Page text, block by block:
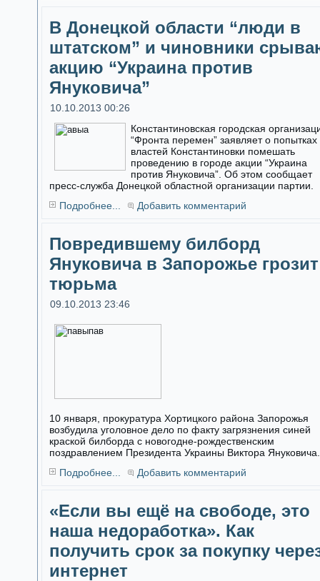
В Донецкой области “люди в
штатском” и чиновники
акцию “Украина против
Януковича”
10.10.2013 00:26
Константиновская городская
“Фронта перемен” заявляет о попытках
властей Константиновки помешать
проведению в городе акции “Украина
против Януковича”. Об этом сообщает
пресс-служба Донецкой областной организации партии.
Подробнее...
Добавить комментарий
Повредившему билборд
Януковича в Запорожье грозит
тюрьма
09.10.2013 23:46
10 января, прокуратура Хортицкого района Запорожья
возбудила уголовное дело по факту загрязнения синей
краской билборда с новогодне-рождественским
поздравлением Президента Украины Виктора Януковича.
Подробнее...
Добавить комментарий
«Если вы ещё на свободе, это
наша недоработка». Как
получить срок за покупку
интернет